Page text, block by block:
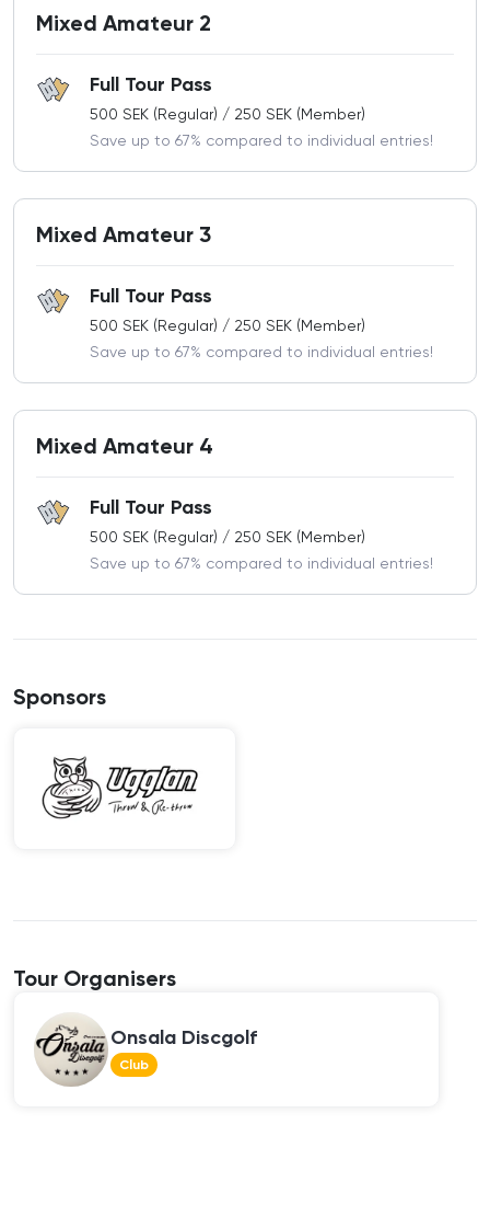
Mixed Amateur 2
Full Tour Pass
500 SEK (Regular) / 250 SEK (Member)
Save up to 67% compared to individual entries!
Mixed Amateur 3
Full Tour Pass
500 SEK (Regular) / 250 SEK (Member)
Save up to 67% compared to individual entries!
Mixed Amateur 4
Full Tour Pass
500 SEK (Regular) / 250 SEK (Member)
Save up to 67% compared to individual entries!
Sponsors
Tour Organisers
Onsala Discgolf
Club